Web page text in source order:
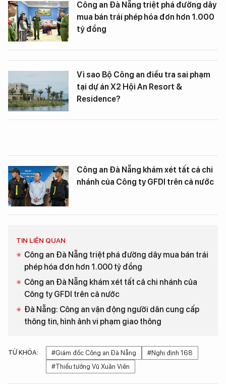
Công an Đà Nẵng triệt phá đường dây
mua bán trái phép hóa đơn hơn 1.000
tỷ đồng
Vì sao Bộ Công an điều tra sai phạm
tại dự án X2 Hội An Resort &
Residence?
Công an Đà Nẵng khám xét tất cả chi
nhánh của Công ty GFDI trên cả nước
TIN LIÊN QUAN
Công an Đà Nẵng triệt phá đường dây mua bán trái
phép hóa đơn hơn 1.000 tỷ đồng
Công an Đà Nẵng khám xét tất cả chi nhánh của
Công ty GFDI trên cả nước
Đà Nẵng: Công an vận động người dân cung cấp
thông tin, hình ảnh vi phạm giao thông
TỪ KHÓA: #Giám đốc Công an Đà Nẵng
#Nghị định 168
#Thiếu tướng Vũ Xuân Viên